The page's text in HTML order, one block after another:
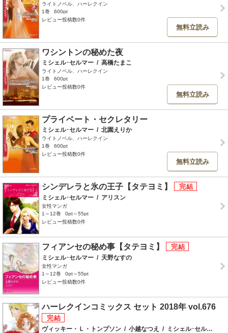
ライトノベル、ハーレクイン
1巻
600pt
レビュー投稿数0件
無料立読み
ワシントンの秘めた夜
ミシェル･セルマー / 高橋たまこ
ライトノベル、ハーレクイン
1巻
600pt
レビュー投稿数0件
無料立読み
プライベート・セクレタリー
ミシェル･セルマー / 北園えりか
ライトノベル、ハーレクイン
1巻
600pt
レビュー投稿数0件
無料立読み
シンデレラと氷の王子【タテヨミ】
ミシェル･セルマー / アリスン
女性マンガ
1～12巻
0pt～55pt
レビュー投稿数0件
フィアンセの秘め事【タテヨミ】
ミシェル･セルマー / 天野なすの
女性マンガ
1～12巻
0pt～55pt
レビュー投稿数0件
ハーレクインコミックス セット 2018年 vol.676
ヴィッキー・Ｌ・トンプソン / 小越なつえ / ミシェル･セルマー